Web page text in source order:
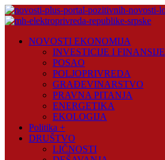
Skip
to
Plus
NOVOSTI EKONOMIJA
INVESTICIJE I FINANSIJE
POSAO
POLJOPRIVREDA
GRAĐEVINARSTVO
PRAVNA PITANJA
ENERGETIKA
EKOLOGIJA
Politika +
DRUŠTVO
LIČNOSTI